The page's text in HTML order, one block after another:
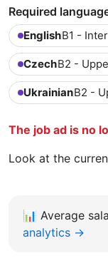
Required
EnglishB1 -
CzechB2 -
UkrainianB2 -
The job ad is no
Look at the
📊 Average
analytics →